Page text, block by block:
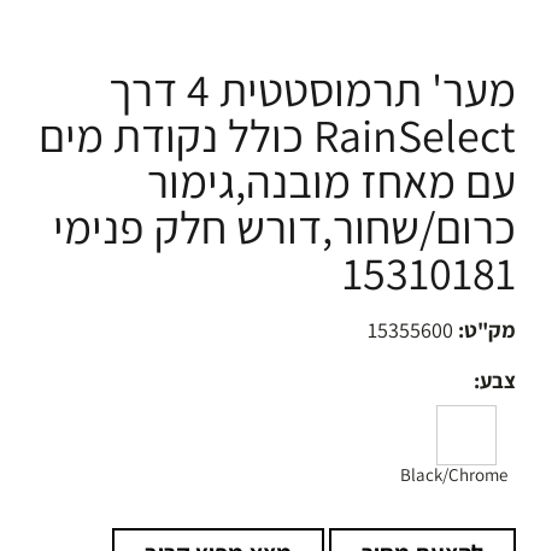
מער' תרמוסטטית 4 דרך
RainSelect כולל נקודת מים
עם מאחז מובנה,גימור
כרום/שחור,דורש חלק פנימי
15310181
מק"ט: 15355600
צבע:
Black/Chrome